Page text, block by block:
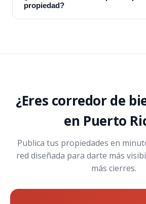
propiedad?
¿Eres corredor de
en Puerto
Publica tus propiedades en
red diseñada para darte más
más cierres.